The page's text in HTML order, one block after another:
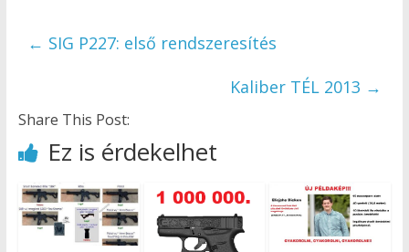
← SIG P227: első rendszeresítés
Kaliber TÉL 2013 →
Share This Post:
Ez is érdekelhet